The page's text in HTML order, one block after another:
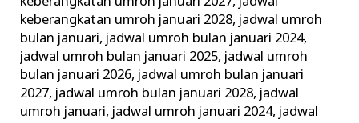
keberangkatan umroh januari 2028, jadwal umroh
bulan januari, jadwal umroh bulan januari 2024,
jadwal umroh bulan januari 2025, jadwal umroh
bulan januari 2026, jadwal umroh bulan januari
2027, jadwal umroh bulan januari 2028, jadwal
umroh januari, jadwal umroh januari 2024, jadwal